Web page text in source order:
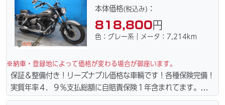
ズナブルな価格にて消耗品交換プラン１万〜ご用意しておりま
す。詳しくはお問合わせ下さい。ご契約後の取り置き＆保管無料
サービス行ってます。当社ホームページにて詳細画像見れます。
本体価格(税込み) ：
818,800円
色：グレー系｜メータ：7,214km
※納車・登録地によって価格が変わる場合が御座います。
保証＆整備付き！リーズナブル価格な車輌です！各種保険完備！
実質年率４．９％支払総額に自賠責保険１年含まれてます。全国
どこでも１万円〜4.5万円にて配達致します！！（離島の場合は